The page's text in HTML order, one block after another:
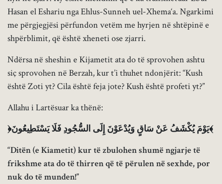
Hasan el Eshariu nga Ehlus-Sunneh uel-Xhema‘a. Ngarkimi
me përgjegjësi përfundon vetëm me hyrjen në shtëpinë e
shpërblimit, që është xheneti ose zjarri.
Ndërsa në sheshin e Kijametit ata do të sprovohen ashtu
siç sprovohen në Berzah, kur t’i thuhet ndonjërit: “Kush
është Zoti yt? Cila është feja jote? Kush është profeti yt?”
Allahu i Lartësuar ka thënë:
﴿يَوْمَ يُكْشَفُ عَنْ سَاقٍ وَيُدْعَوْنَ إِلَى السُّجُودِ فَلَا يَسْتَطِيعُونَ﴾
“Ditën (e Kiametit) kur të zbulohen shumë ngjarje të
frikshme ata do të thirren që të përulen në sexhde, por
nuk do të munden!”